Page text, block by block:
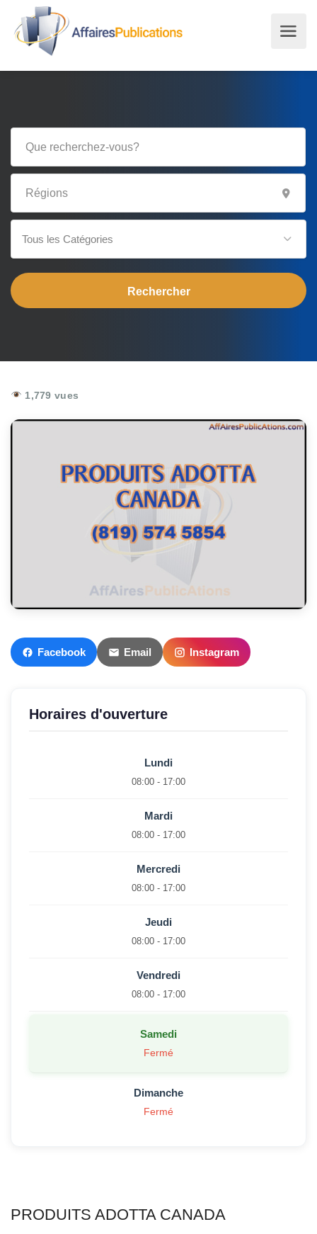
Tous les Catégories
1,779 vues
Facebook Email Instagram
Horaires d'ouverture
Lundi
08:00 - 17:00
Mardi
08:00 - 17:00
Mercredi
08:00 - 17:00
Jeudi
08:00 - 17:00
Vendredi
08:00 - 17:00
Samedi
Fermé
Dimanche
Fermé